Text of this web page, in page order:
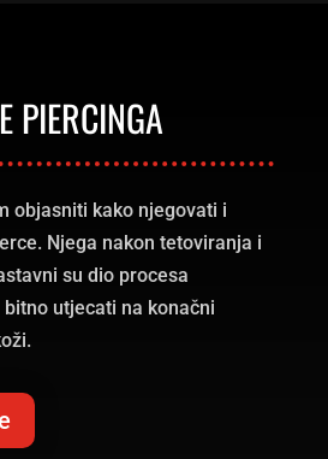
PIERCINGA
objasniti kako njegovati i
Njega nakon tetoviranja i
su dio procesa
utjecati na konačni